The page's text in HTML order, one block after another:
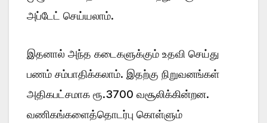
அப்டேட் செய்யலாம்.
இதனால் அந்த கடைகளுக்கும் உதவி செய்து
பணம் சம்பாதிக்கலாம். இதற்கு நிறுவனங்கள்
அதிகபட்சமாக ரூ.3700 வசூலிக்கின்றன.
வணிகங்களைத்தொடர்பு கொள்ளும்